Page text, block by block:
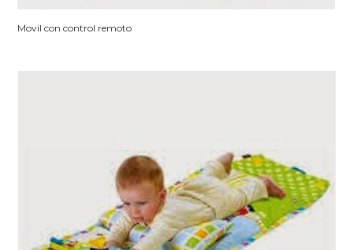
Movil con control remoto